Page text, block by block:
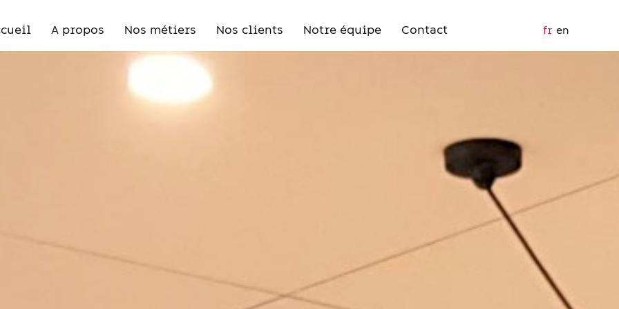
A propos Nos métiers Nos clients Notre équipe Contact fr en